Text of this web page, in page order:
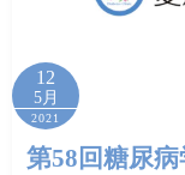
12
5月
2021
第58回糖尿